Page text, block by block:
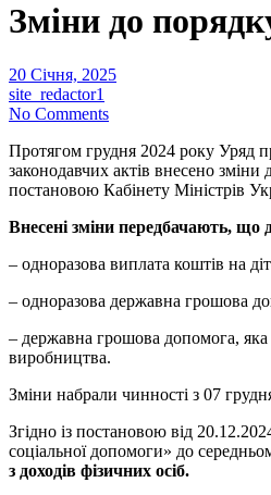
Зміни до
20 Січня, 2025
site_redactor1
No Comments
Протягом грудня 2024 року Уряд
законодавчих актів внесено
постановою Кабінету Міністрів
Внесені зміни передбачають, що
– одноразова виплата коштів на
– одноразова державна грошова
– державна грошова допомога, яка
виробництва.
Зміни набрали чинності з 07
Згідно із постановою від
соціальної допомоги» до
з доходів фізичних осіб.